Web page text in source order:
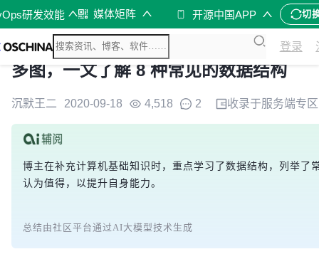
研发效能 媒体矩阵 开源中国APP 切
登录
多图，一文了解 8 种常见的数据结构
沉默王二 2020-09-18 4,518 2 收录于服务端专区
博主在补充计算机基础知识时，重点学习了数据结构，列举
认为值得，以提升自身能力。
总结由社区平台通过AI大模型技术生成